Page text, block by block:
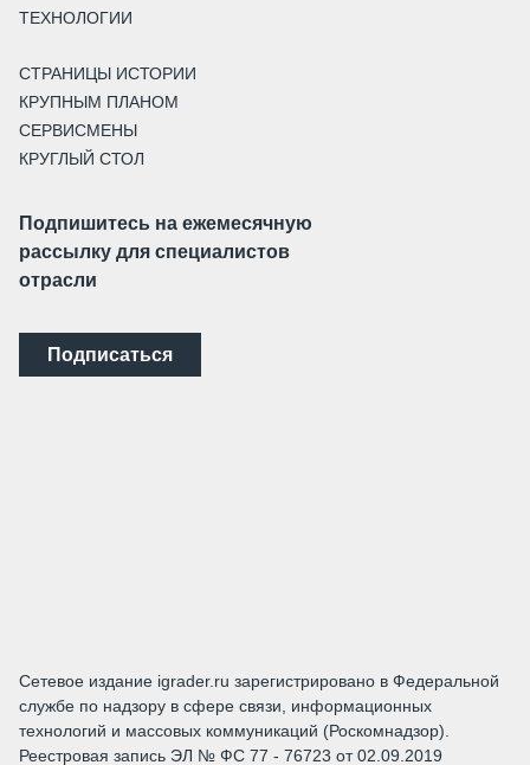
ТЕХНОЛОГИИ
СТРАНИЦЫ ИСТОРИИ
КРУПНЫМ ПЛАНОМ
СЕРВИСМЕНЫ
КРУГЛЫЙ СТОЛ
Подпишитесь на ежемесячную
рассылку для специалистов
отрасли
Подписаться
Сетевое издание igrader.ru зарегистрировано в Федеральной
службе по надзору в сфере связи, информационных
технологий и массовых коммуникаций (Роскомнадзор).
Реестровая запись ЭЛ № ФС 77 - 76723 от 02.09.2019